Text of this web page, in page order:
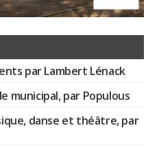
par Lambert Lénack
municipal, par Populous
danse et théâtre, par